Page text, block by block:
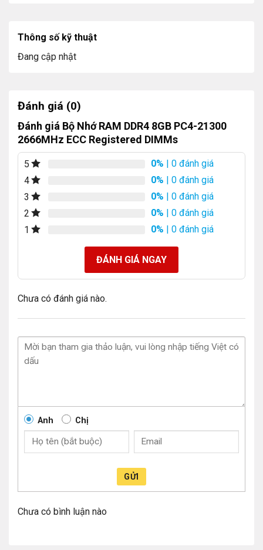
Thông số kỹ thuật
Đang cập nhật
Đánh giá (0)
Đánh giá Bộ Nhớ RAM DDR4 8GB PC4-21300
2666MHz ECC Registered DIMMs
5 0% | 0 đánh giá
4
0% | 0 đánh giá
3
0% | 0 đánh giá
2
0% | 0 đánh giá
1
0% | 0 đánh giá
ĐÁNH GIÁ NGAY
Chưa có đánh giá nào.
Anh Chị
GỬI
Chưa có bình luận nào